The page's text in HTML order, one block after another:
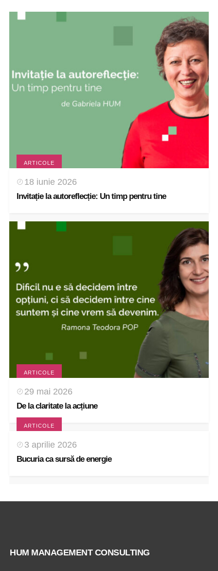
ARTICOLE
18 iunie 2026
Invitație la autoreflecție: Un timp pentru tine
ARTICOLE
29 mai 2026
De la claritate la acțiune
ARTICOLE
3 aprilie 2026
Bucuria ca sursă de energie
HUM MANAGEMENT CONSULTING